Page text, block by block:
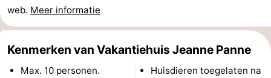
zee
minutes
Strand
Bezienswaardigheden
web. Meer informatie
Kenmerken van Vakantiehuis Jeanne Panne
Max. 10 personen.
Huisdieren toegelaten na